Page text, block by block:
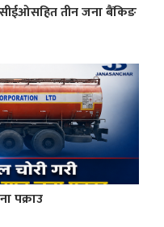
तीन जना बैंकिङ
पक्राउ